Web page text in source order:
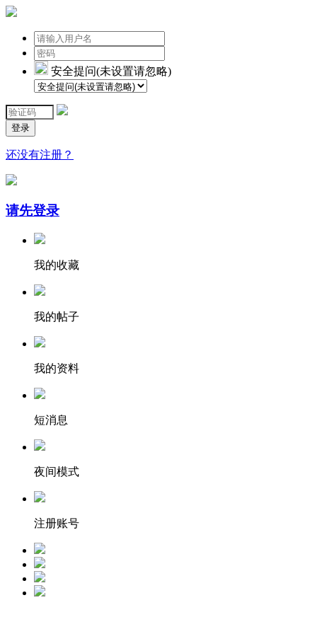
安全提问(未设置请忽略)
登录
还没有注册？
请先登录
我的收藏
我的帖子
我的资料
短消息
夜间模式
注册账号